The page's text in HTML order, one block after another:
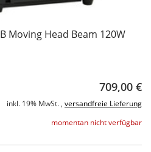
Moving Head Beam 120W
709,00 €
inkl. 19% MwSt. , versandfreie Lieferung
momentan nicht verfügbar